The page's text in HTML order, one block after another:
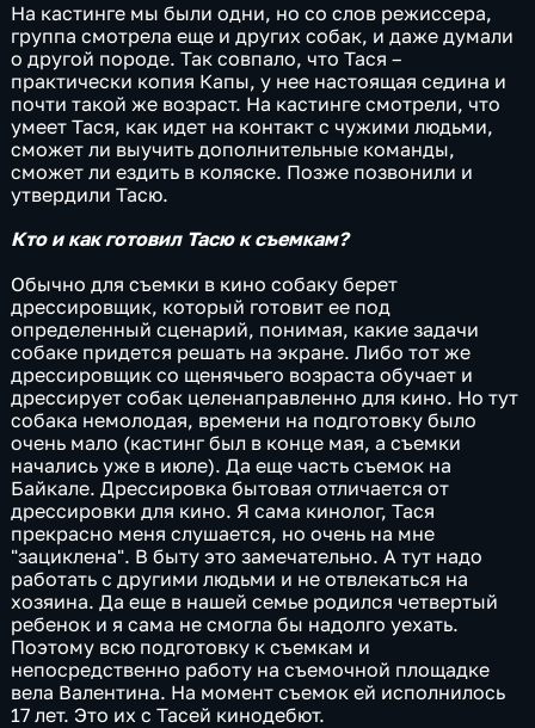
На кастинге мы были одни, но со слов режиссера,
группа смотрела еще и других собак, и даже думали
о другой породе. Так совпало, что Тася –
практически копия Капы, у нее настоящая седина и
почти такой же возраст. На кастинге смотрели, что
умеет Тася, как идет на контакт с чужими людьми,
сможет ли выучить дополнительные команды,
сможет ли ездить в коляске. Позже позвонили и
утвердили Тасю.
Кто и как готовил Тасю к съемкам?
Обычно для съемки в кино собаку берет
дрессировщик, который готовит ее под
определенный сценарий, понимая, какие задачи
собаке придется решать на экране. Либо тот же
дрессировщик со щенячьего возраста обучает и
дрессирует собак целенаправленно для кино. Но тут
собака немолодая, времени на подготовку было
очень мало (кастинг был в конце мая, а съемки
начались уже в июле). Да еще часть съемок на
Байкале. Дрессировка бытовая отличается от
дрессировки для кино. Я сама кинолог, Тася
прекрасно меня слушается, но очень на мне
"зациклена". В быту это замечательно. А тут надо
работать с другими людьми и не отвлекаться на
хозяина. Да еще в нашей семье родился четвертый
ребенок и я сама не смогла бы надолго уехать.
Поэтому всю подготовку к съемкам и
непосредственно работу на съемочной площадке
вела Валентина. На момент съемок ей исполнилось
17 лет. Это их с Тасей кинодебют.